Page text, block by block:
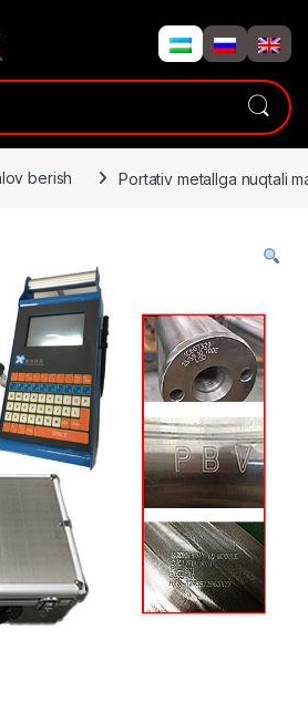
berish Portativ metallga nuqtali